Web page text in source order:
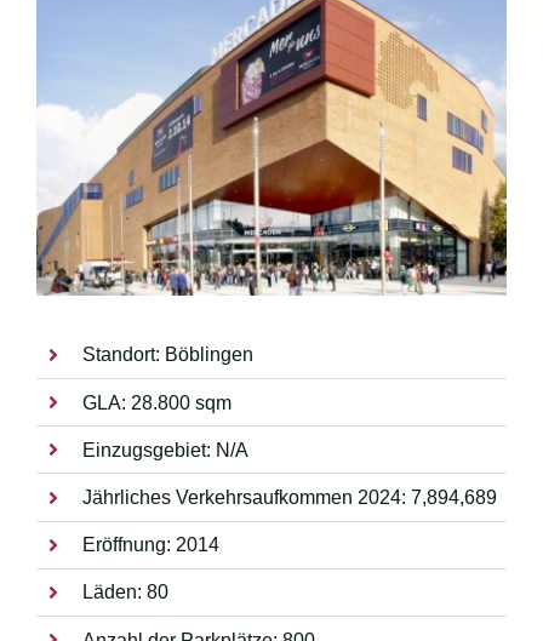
Standort: Böblingen
GLA: 28.800 sqm
Einzugsgebiet: N/A
Jährliches Verkehrsaufkommen 2024: 7,894,689
Eröffnung: 2014
Läden: 80